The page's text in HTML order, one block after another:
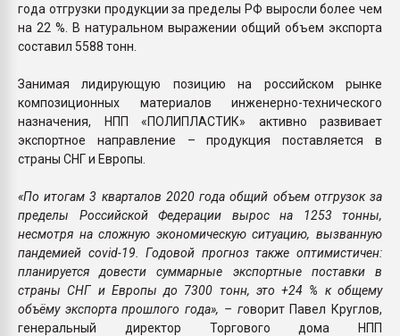
года отгрузки продукции за пределы РФ выросли более чем
на 22 %. В натуральном выражении общий объем экспорта
составил 5588 тонн.
Занимая лидирующую позицию на российском рынке
композиционных материалов инженерно-технического
назначения, НПП «ПОЛИПЛАСТИК» активно развивает
экспортное направление – продукция поставляется в
страны СНГ и Европы.
«По итогам 3 кварталов 2020 года общий объем отгрузок за
пределы Российской Федерации вырос на 1253 тонны,
несмотря на сложную экономическую ситуацию, вызванную
пандемией covid-19. Годовой прогноз также оптимистичен:
планируется довести суммарные экспортные поставки в
страны СНГ и Европы до 7300 тонн, это +24 % к общему
объёму экспорта прошлого года», – говорит Павел Круглов,
генеральный директор Торгового дома НПП